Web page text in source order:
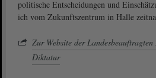
politische Entscheidungen und
ich vom Zukunftszentrum in Halle
Zur Website der
Diktatur